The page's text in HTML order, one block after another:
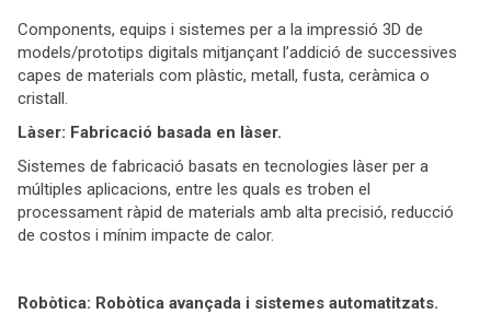
Components, equips i sistemes per a la impressió 3D de
models/prototips digitals mitjançant l’addició de successives
capes de materials com plàstic, metall, fusta, ceràmica o
cristall.
Làser: Fabricació basada en làser.
Sistemes de fabricació basats en tecnologies làser per a
múltiples aplicacions, entre les quals es troben el
processament ràpid de materials amb alta precisió, reducció
de costos i mínim impacte de calor.
Robòtica: Robòtica avançada i sistemes automatitzats.